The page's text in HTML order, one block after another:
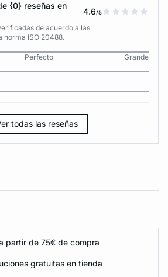
{0} reseñas en
4.6/5
de acuerdo a las
norma ISO 20488.
Perfecto
Grande
todas las reseñas
partir de 75€ de compra
gratuitas en tienda